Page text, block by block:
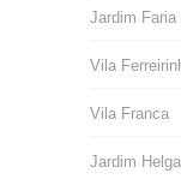
Jardim Faria
Vila
Vila Franca
Jardim Helga